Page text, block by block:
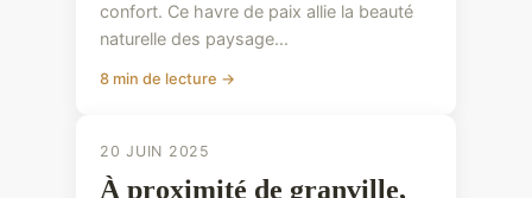
confort. Ce havre de paix allie la beauté
naturelle des paysage...
8 min de lecture →
20 JUIN 2025
À proximité de granville,